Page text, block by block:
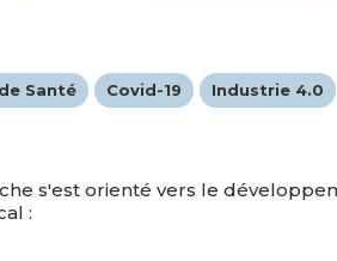
Santé Covid-19 Industrie 4.0
s'est orienté vers le
: